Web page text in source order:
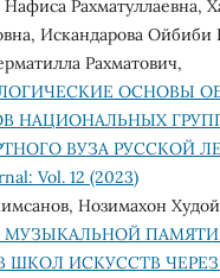
Рахматуллаевна,
Искандарова Ойбиби
Рахматович,
ОСНОВЫ
НАЦИОНАЛЬНЫХ
ВУЗА РУССКОЙ
Vol. 12 (2023)
Нозимахон
МУЗЫКАЛЬНОЙ ПАМЯТИ
ШКОЛ ИСКУССТВ